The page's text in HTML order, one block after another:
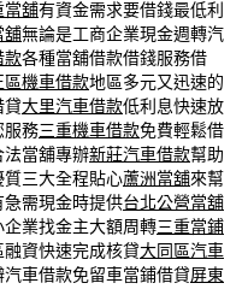
當舖有資金需求要借錢最低利
舖無論是工商企業現金週轉汽
款各種當舖借款借錢服務借
區機車借款地區多元又迅速的
貸大里汽車借款低利息快速放
服務三重機車借款免費輕鬆借
法當舖專辦新莊汽車借款幫助
三大全程貼心蘆洲當舖來幫
需現金時提供台北公營當舖
業找金主大額周轉三重當鋪
資快速完成核貸大同區汽車
車借款免留車當鋪借貸屏東